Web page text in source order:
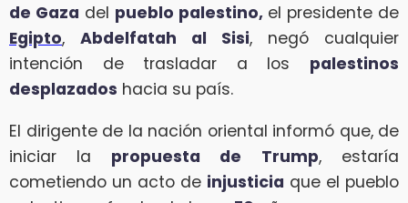
de Gaza del pueblo palestino, el presidente de
Egipto, Abdelfatah al Sisi, negó cualquier
intención de trasladar a los palestinos
desplazados hacia su país.
El dirigente de la nación oriental informó que, de
iniciar la propuesta de Trump, estaría
cometiendo un acto de injusticia que el pueblo